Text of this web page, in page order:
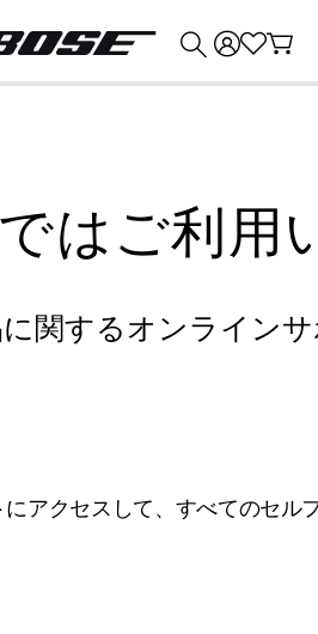
はご利用
関するオンラインサ
アクセスして、すべてのセル